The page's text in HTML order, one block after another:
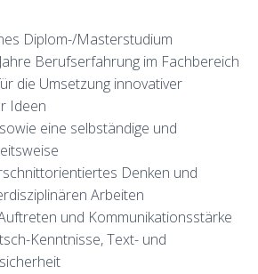
Diplom-/Masterstudium
Berufserfahrung im Fachbereich
die Umsetzung innovativer
Ideen
eine selbständige und
Denken und
Arbeiten
und Kommunikationsstärke
Kenntnisse, Text- und